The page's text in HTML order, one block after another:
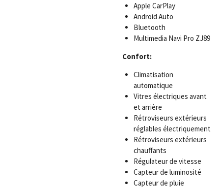
Apple CarPlay
Android Auto
Bluetooth
Multimedia Navi Pro ZJ89
Confort:
Climatisation
automatique
Vitres électriques avant
et arrière
Rétroviseurs extérieurs
réglables électriquement
Rétroviseurs extérieurs
chauffants
Régulateur de vitesse
Capteur de luminosité
Capteur de pluie